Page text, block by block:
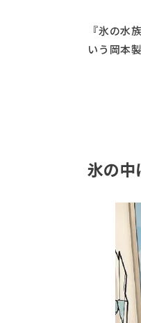
『氷の水
いう岡本
氷の中